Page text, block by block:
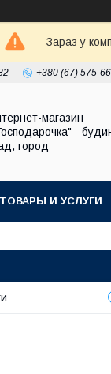
Зараз у
+380 (67) 575-
магазин
-
город
ТОВАРЫ И УСЛУГИ